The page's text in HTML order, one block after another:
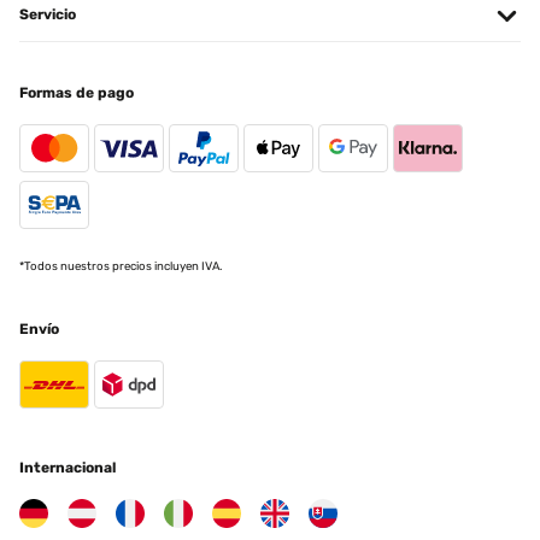
Traducir
Das Hochbeet ist sehr stabil und macht einen hochwertigen
Eindruck! Gerne wieder
Amazon-Benutzer
Ich bin absolut begeistert von diesem Hochbeet aus Metall! Der
Aufbau war einfach und gut erklärt – auch allein machbar. Das
Material wirkt sehr robust und wetterfest, genau richtig für den
modern und hochwertig aus – ein echter Hingucker. Bisher
würde es jederzeit wieder kaufen!
Servicio
Formas de pago
*Todos nuestros precios incluyen IVA.
Envío
Internacional